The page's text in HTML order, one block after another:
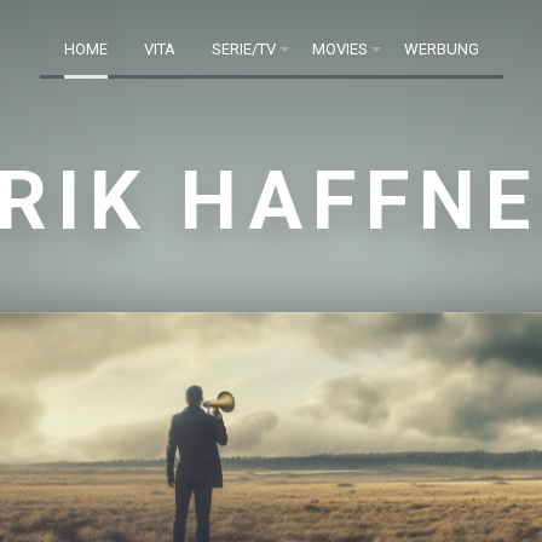
HOME VITA SERIE/TV MOVIES WERBUNG